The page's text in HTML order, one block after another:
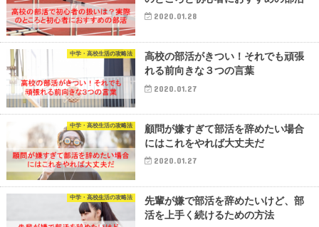
2020.01.28
中学・高校生活の攻略法
高校の部活がきつい！それでも頑張
れる前向きな３つの言葉
2020.01.27
中学・高校生活の攻略法
顧問が嫌すぎて部活を辞めたい場合
にはこれをやれば大丈夫だ
2020.01.27
中学・高校生活の攻略法
先輩が嫌で部活を辞めたいけど、部
活を上手く続けるための方法